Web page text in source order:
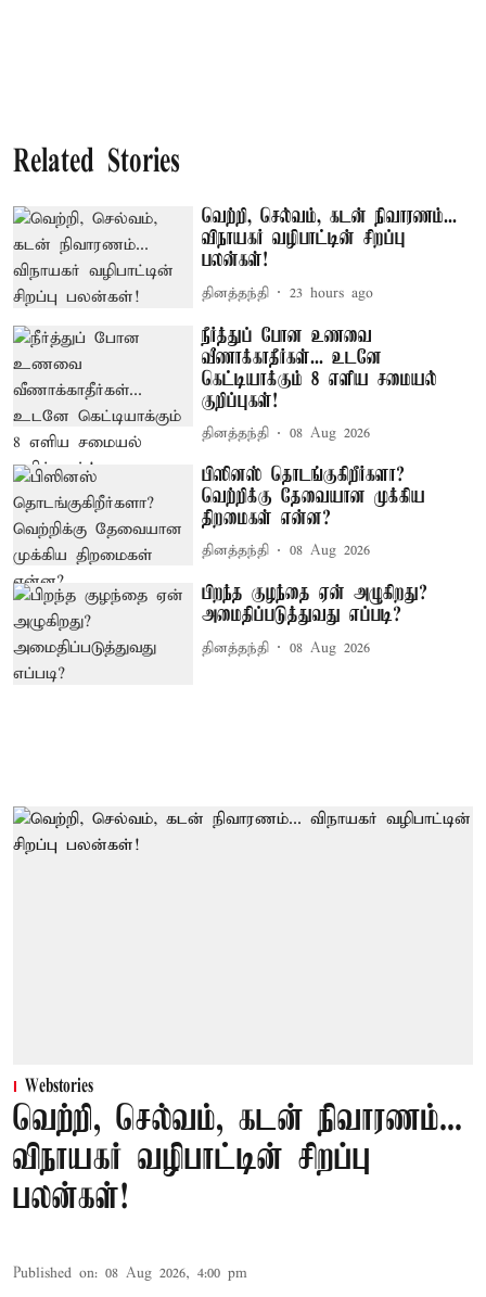
Related Stories
வெற்றி, செல்வம், கடன் நிவாரணம்...
விநாயகர் வழிபாட்டின் சிறப்பு
பலன்கள்!
தினத்தந்தி 23 hours ago
நீர்த்துப் போன உணவை
வீணாக்காதீர்கள்... உடனே
கெட்டியாக்கும் 8 எளிய சமையல்
குறிப்புகள்!
தினத்தந்தி 08 Aug 2026
பிஸினஸ் தொடங்குகிறீர்களா?
வெற்றிக்கு தேவையான முக்கிய
திறமைகள் என்ன?
தினத்தந்தி 08 Aug 2026
பிறந்த குழந்தை ஏன் அழுகிறது?
அமைதிப்படுத்துவது எப்படி?
தினத்தந்தி 08 Aug 2026
Webstories
வெற்றி, செல்வம், கடன் நிவாரணம்...
விநாயகர் வழிபாட்டின் சிறப்பு
பலன்கள்!
Published on: 08 Aug 2026, 4:00 pm